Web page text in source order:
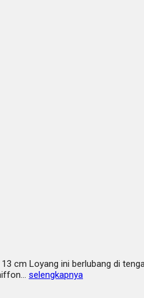
cm Loyang ini berlubang di
selengkapnya